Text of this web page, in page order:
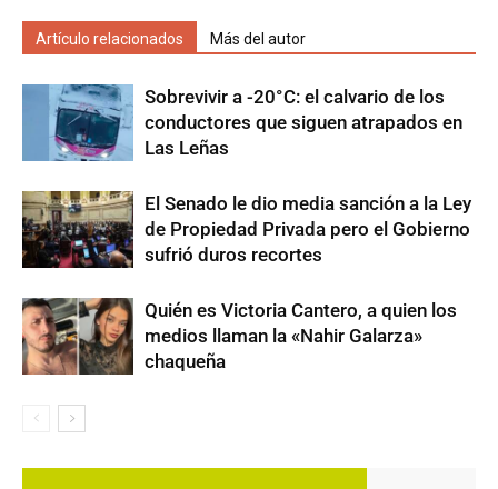
Artículo relacionados Más del autor
Sobrevivir a -20°C: el calvario de los
conductores que siguen atrapados en
Las Leñas
El Senado le dio media sanción a la Ley
de Propiedad Privada pero el Gobierno
sufrió duros recortes
Quién es Victoria Cantero, a quien los
medios llaman la «Nahir Galarza»
chaqueña